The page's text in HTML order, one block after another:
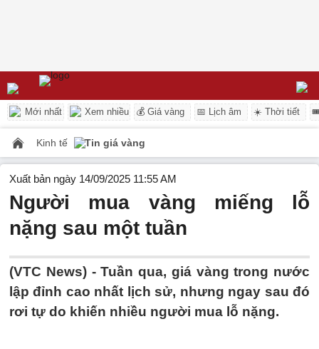
Mới nhất Xem nhiều 💰 Giá vàng 📅 Lịch âm ☀️ Thời tiết
Kinh tế Tin giá vàng
Xuất bản ngày 14/09/2025 11:55 AM
Người mua vàng miếng lỗ
nặng sau một tuần
(VTC News) -Tuần qua, giá vàng trong nước
lập đỉnh cao nhất lịch sử, nhưng ngay sau đó
rơi tự do khiến nhiều người mua lỗ nặng.